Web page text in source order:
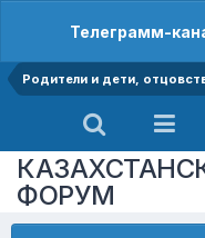
Телеграмм-
Родители и дети,
ФОРУМ